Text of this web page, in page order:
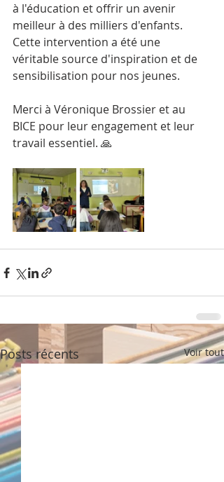
à l'éducation et offrir un avenir
meilleur à des milliers d'enfants.
Cette intervention a été une
véritable source d'inspiration et de
sensibilisation pour nos jeunes.
Merci à Véronique Brossier et au
BICE pour leur engagement et leur
travail essentiel. 🙏
Posts récents Voir tout